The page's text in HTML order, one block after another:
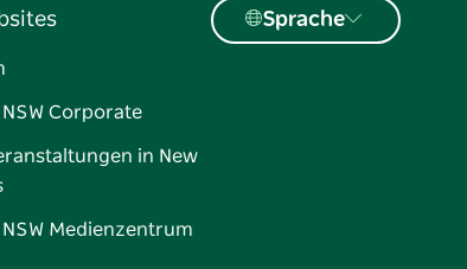
Corporate
in New
Medienzentrum
Sprache